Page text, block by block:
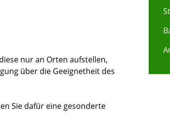
nur an Orten aufstellen,
über die Geeignetheit des
Sie dafür eine gesonderte